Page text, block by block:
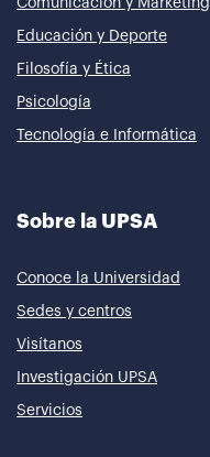
Educación y Deporte
Filosofía y Ética
Psicología
Tecnología e Informática
Sobre la UPSA
Conoce la Universidad
Sedes y centros
Visítanos
Investigación UPSA
Servicios